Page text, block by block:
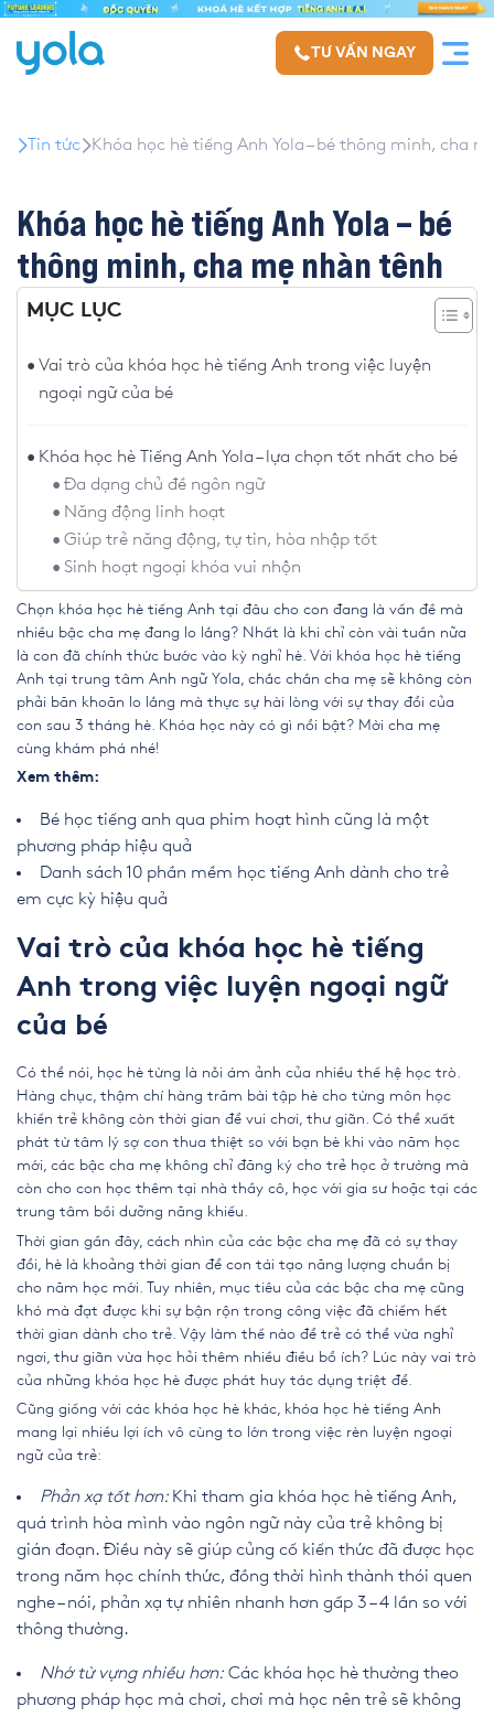
TƯ VẤN NGAY
Tin tức Khóa học hè tiếng Anh Yola – bé thông minh, cha
Khóa học hè tiếng Anh Yola – bé
thông minh, cha mẹ nhàn tênh
MỤC LỤC
Vai trò của khóa học hè tiếng Anh trong việc luyện
ngoại ngữ của bé
Khóa học hè Tiếng Anh Yola – lựa chọn tốt nhất cho bé
Đa dạng chủ đề ngôn ngữ
Năng động linh hoạt
Giúp trẻ năng động, tự tin, hòa nhập tốt
Sinh hoạt ngoại khóa vui nhộn
Chọn khóa học hè tiếng Anh tại đâu cho con đang là vấn đề mà
nhiều bậc cha mẹ đang lo lắng? Nhất là khi chỉ còn vài tuần nữa
là con đã chính thức bước vào kỳ nghỉ hè. Với khóa học hè tiếng
Anh tại trung tâm Anh ngữ Yola, chắc chắn cha mẹ sẽ không còn
phải băn khoăn lo lắng mà thực sự hài lòng với sự thay đổi của
con sau 3 tháng hè. Khóa học này có gì nổi bật? Mời cha mẹ
cùng khám phá nhé!
Xem thêm:
Bé học tiếng anh qua phim hoạt hình cũng là một
phương pháp hiệu quả
Danh sách 10 phần mềm học tiếng Anh dành cho trẻ
em cực kỳ hiệu quả
Vai trò của khóa học hè tiếng
Anh trong việc luyện ngoại ngữ
của bé
Có thể nói, học hè từng là nỗi ám ảnh của nhiều thế hệ học trò.
Hàng chục, thậm chí hàng trăm bài tập hè cho từng môn học
khiến trẻ không còn thời gian để vui chơi, thư giãn. Có thể xuất
phát từ tâm lý sợ con thua thiệt so với bạn bè khi vào năm học
mới, các bậc cha mẹ không chỉ đăng ký cho trẻ học ở trường mà
còn cho con học thêm tại nhà thầy cô, học với gia sư hoặc tại các
trung tâm bồi dưỡng năng khiếu.
Thời gian gần đây, cách nhìn của các bậc cha mẹ đã có sự thay
đổi, hè là khoảng thời gian để con tái tạo năng lượng chuẩn bị
cho năm học mới. Tuy nhiên, mục tiêu của các bậc cha mẹ cũng
khó mà đạt được khi sự bận rộn trong công việc đã chiếm hết
thời gian dành cho trẻ. Vậy làm thế nào để trẻ có thể vừa nghỉ
ngơi, thư giãn vừa học hỏi thêm nhiều điều bổ ích? Lúc này vai trò
của những khóa học hè được phát huy tác dụng triệt để.
Cũng giống với các khóa học hè khác, khóa học hè tiếng Anh
mang lại nhiều lợi ích vô cùng to lớn trong việc rèn luyện ngoại
ngữ của trẻ:
Phản xạ tốt hơn: Khi tham gia khóa học hè tiếng Anh,
quá trình hòa mình vào ngôn ngữ này của trẻ không bị
gián đoạn. Điều này sẽ giúp củng cố kiến thức đã được học
trong năm học chính thức, đồng thời hình thành thói quen
nghe – nói, phản xạ tự nhiên nhanh hơn gấp 3 – 4 lần so với
thông thường.
Nhớ từ vựng nhiều hơn: Các khóa học hè thường theo
phương pháp học mà chơi, chơi mà học nên trẻ sẽ không